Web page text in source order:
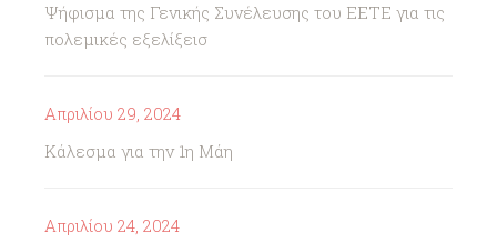
Ψήφισμα της Γενικής Συνέλευσης του ΕΕΤΕ για τις
πολεμικές εξελίξεισ
Απριλίου 29, 2024
Κάλεσμα για την 1η Μάη
Απριλίου 24, 2024